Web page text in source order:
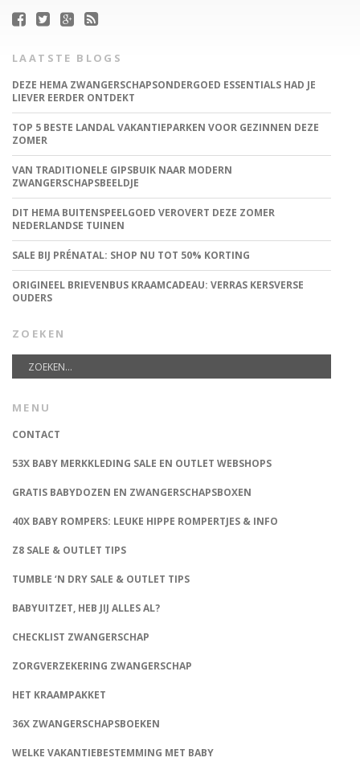
LAATSTE BLOGS
DEZE HEMA ZWANGERSCHAPSONDERGOED ESSENTIALS HAD JE
LIEVER EERDER ONTDEKT
TOP 5 BESTE LANDAL VAKANTIEPARKEN VOOR GEZINNEN DEZE
ZOMER
VAN TRADITIONELE GIPSBUIK NAAR MODERN
ZWANGERSCHAPSBEELDJE
DIT HEMA BUITENSPEELGOED VEROVERT DEZE ZOMER
NEDERLANDSE TUINEN
SALE BIJ PRÉNATAL: SHOP NU TOT 50% KORTING
ORIGINEEL BRIEVENBUS KRAAMCADEAU: VERRAS KERSVERSE
OUDERS
ZOEKEN
MENU
CONTACT
53X BABY MERKKLEDING SALE EN OUTLET WEBSHOPS
GRATIS BABYDOZEN EN ZWANGERSCHAPSBOXEN
40X BABY ROMPERS: LEUKE HIPPE ROMPERTJES & INFO
Z8 SALE & OUTLET TIPS
TUMBLE ‘N DRY SALE & OUTLET TIPS
BABYUITZET, HEB JIJ ALLES AL?
CHECKLIST ZWANGERSCHAP
ZORGVERZEKERING ZWANGERSCHAP
HET KRAAMPAKKET
36X ZWANGERSCHAPSBOEKEN
WELKE VAKANTIEBESTEMMING MET BABY